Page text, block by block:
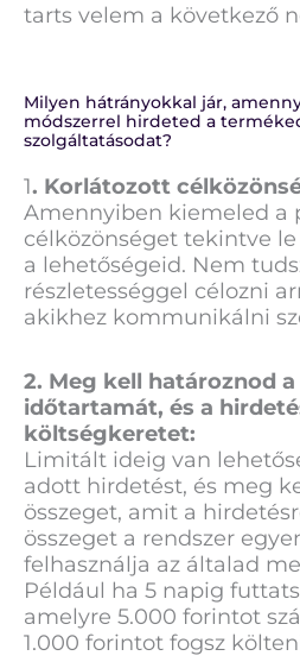
tarts velem a következő
Milyen hátrányokkal jár,
módszerrel hirdeted a
szolgáltatásodat?
1. Korlátozott
Amennyiben kiemeled a
célközönséget tekintve
a lehetőségeid. Nem
részletességgel célozni
akikhez kommunikálni
2. Meg kell határoznod
időtartamát, és a
költségkeretet:
Limitált ideig van
adott hirdetést, és meg
összeget, amit a
összeget a rendszer
felhasználja az általad
Például ha 5 napig
amelyre 5.000 forintot
1.000 forintot fogsz